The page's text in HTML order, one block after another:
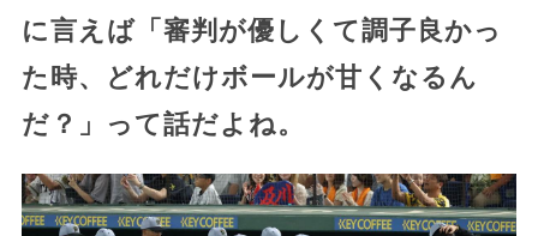
に言えば「審判が優しくて調子良かっ
た時、どれだけボールが甘くなるん
だ？」って話だよね。